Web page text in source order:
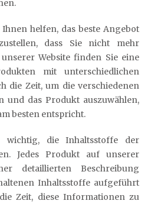
helfen, das beste Angebot
dass Sie nicht mehr
Website finden Sie eine
mit unterschiedlichen
die Zeit, um die verschiedenen
und das Produkt auszuwählen,
besten entspricht.
wichtig, die Inhaltsstoffe der
Jedes Produkt auf unserer
detaillierten Beschreibung
Inhaltsstoffe aufgeführt
Zeit, diese Informationen zu